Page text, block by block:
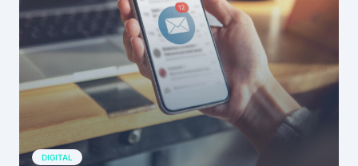
DIGITAL